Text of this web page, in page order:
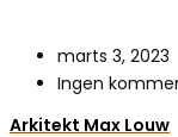
marts 3, 2023
Ingen
Arkitekt Max Louw